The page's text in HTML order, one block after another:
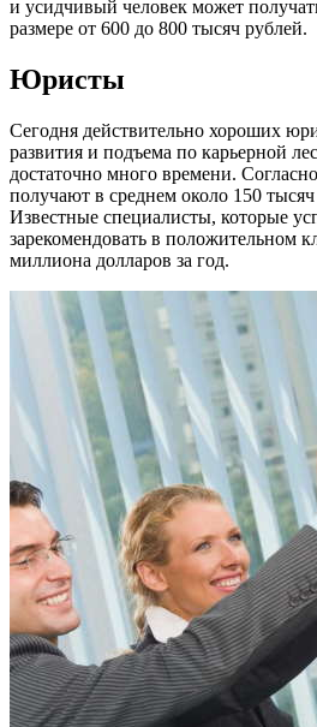
и усидчивый человек может
размере от 600 до 800 тысяч рублей.
Юристы
Сегодня действительно хороших
развития и подъема по карьерной
достаточно много времени.
получают в среднем около 150
Известные специалисты, которые
зарекомендовать в положительном
миллиона долларов за год.